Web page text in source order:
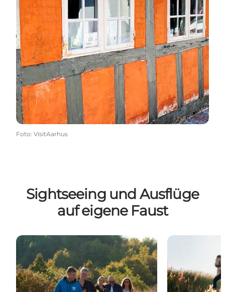
Foto: VisitAarhus
Sightseeing und Ausflüge
auf eigene Faust
Tour mit Guide Sport und